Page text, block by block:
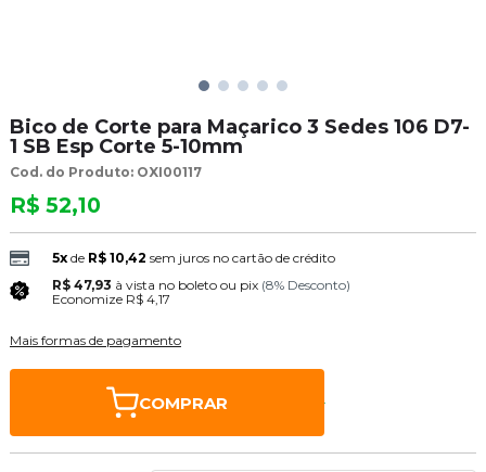
Bico de Corte para Maçarico 3 Sedes 106 D7-
1 SB Esp Corte 5-10mm
Cod. do Produto: OXI00117
R$ 52,10
5xde R$ 10,42 sem juros no cartão de crédito
R$ 47,93 à vista no boleto ou pix (8% Desconto)
Economize R$ 4,17
Mais formas de pagamento
COMPRAR